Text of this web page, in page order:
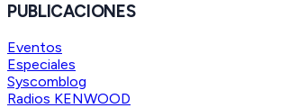
PUBLICACIONES
Eventos
Especiales
Syscomblog
Radios KENWOOD